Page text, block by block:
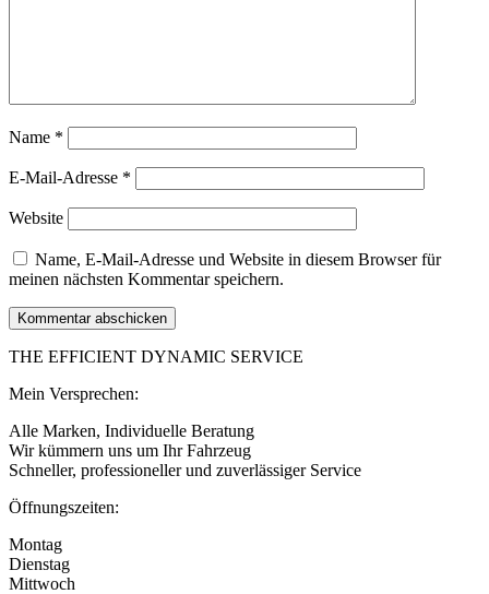
Name *
E-Mail-Adresse *
Website
Name, E-Mail-Adresse und Website in diesem Browser für
meinen nächsten Kommentar speichern.
THE EFFICIENT DYNAMIC SERVICE
Mein Versprechen:
Alle Marken, Individuelle Beratung
Wir kümmern uns um Ihr Fahrzeug
​Schneller, professioneller und zuverlässiger Service
Öffnungszeiten:
Montag
Dienstag
Mittwoch